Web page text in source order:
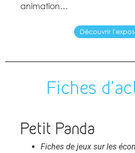
animation…
Découvrir
Fiches
Petit Panda
Fiches de jeux sur les